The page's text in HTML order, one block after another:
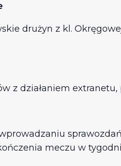
drużyn z kl.
z działaniem
meczu w